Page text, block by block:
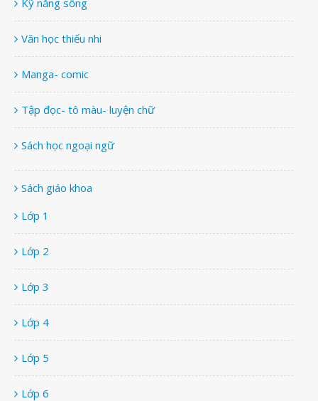
Văn học thiếu nhi
Manga- comic
Tập đọc- tô màu- luyện chữ
Sách học ngoại ngữ
Sách giáo khoa
Lớp 1
Lớp 2
Lớp 3
Lớp 4
Lớp 5
Lớp 6